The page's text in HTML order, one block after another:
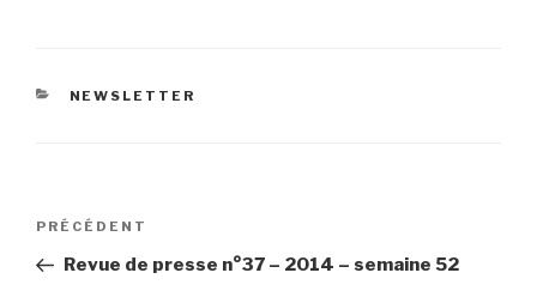
CATÉGORIES
NEWSLETTER
Navigation
l’article
Article
précédent
PRÉCÉDENT
Revue de presse n°37 – 2014 – semaine 52